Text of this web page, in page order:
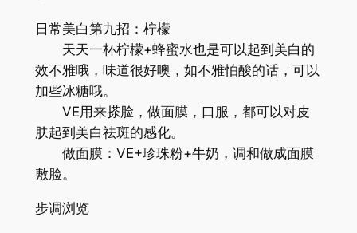
日常美白第九招：柠檬
天天一杯柠檬+蜂蜜水也是可以起到美白的
效不雅哦，味道很好噢，如不雅怕酸的话，可以
加些冰糖哦。
VE用来搽脸，做面膜，口服，都可以对皮
肤起到美白祛斑的感化。
做面膜：VE+珍珠粉+牛奶，调和做成面膜
敷脸。
步调浏览